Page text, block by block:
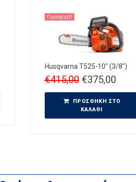
Προσφορά!
Husqvarna T525-10″ (3/8″)
€415,00 €375,00
ΠΡΟΣΘΉΚΗ ΣΤΟ
ΚΑΛΆΘΙ